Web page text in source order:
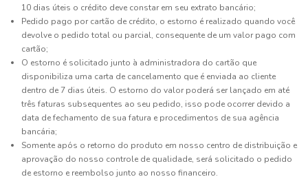
10 dias úteis o crédito deve constar em seu extrato bancário;
Pedido pago por cartão de crédito, o estorno é realizado quando você
devolve o pedido total ou parcial, consequente de um valor pago com
cartão;
O estorno é solicitado junto à administradora do cartão que
disponibiliza uma carta de cancelamento que é enviada ao cliente
dentro de 7 dias úteis. O estorno do valor poderá ser lançado em até
três faturas subsequentes ao seu pedido, isso pode ocorrer devido a
data de fechamento de sua fatura e procedimentos de sua agência
bancária;
Somente após o retorno do produto em nosso centro de distribuição e
aprovação do nosso controle de qualidade, será solicitado o pedido
de estorno e reembolso junto ao nosso financeiro.